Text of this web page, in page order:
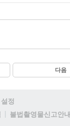
다음
설정
불법촬영물신고안내